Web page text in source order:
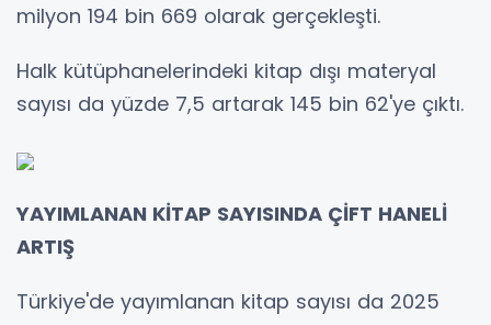
milyon 194 bin 669 olarak gerçekleşti.
Halk kütüphanelerindeki kitap dışı materyal
sayısı da yüzde 7,5 artarak 145 bin 62'ye çıktı.
YAYIMLANAN KİTAP SAYISINDA ÇİFT HANELİ
ARTIŞ
Türkiye'de yayımlanan kitap sayısı da 2025